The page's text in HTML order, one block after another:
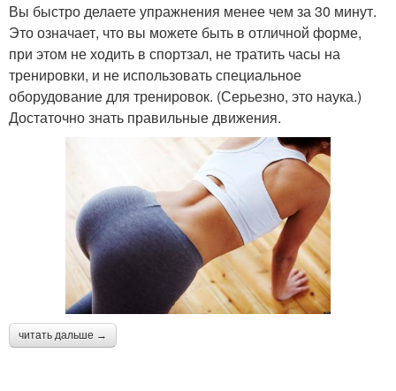
Вы быстро делаете упражнения менее чем за 30 минут.
Это означает, что вы можете быть в отличной форме,
при этом не ходить в спортзал, не тратить часы на
тренировки, и не использовать специальное
оборудование для тренировок. (Серьезно, это наука.)
Достаточно знать правильные движения.
читать дальше →